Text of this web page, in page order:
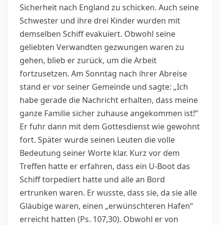
Sicherheit nach England zu schicken. Auch seine
Schwester und ihre drei Kinder wurden mit
demselben Schiff evakuiert. Obwohl seine
geliebten Verwandten gezwungen waren zu
gehen, blieb er zurück, um die Arbeit
fortzusetzen. Am Sonntag nach ihrer Abreise
stand er vor seiner Gemeinde und sagte: „Ich
habe gerade die Nachricht erhalten, dass meine
ganze Familie sicher zuhause angekommen ist!“
Er fuhr dann mit dem Gottesdienst wie gewohnt
fort. Später wurde seinen Leuten die volle
Bedeutung seiner Worte klar. Kurz vor dem
Treffen hatte er erfahren, dass ein U-Boot das
Schiff torpediert hatte und alle an Bord
ertrunken waren. Er wusste, dass sie, da sie alle
Gläubige waren, einen „erwünschteren Hafen“
erreicht hatten (Ps. 107,30). Obwohl er von